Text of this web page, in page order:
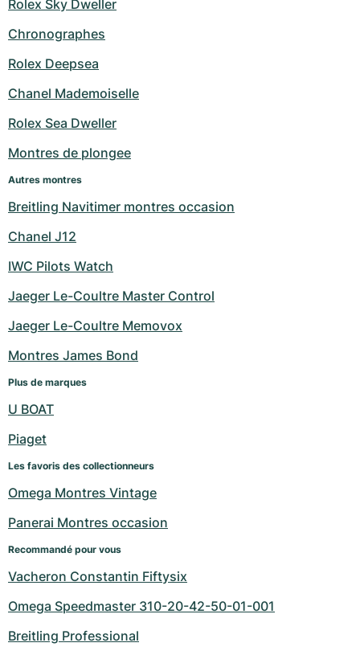
Rolex Sky Dweller
Chronographes
Rolex Deepsea
Chanel Mademoiselle
Rolex Sea Dweller
Montres de plongee
Autres montres
Breitling Navitimer montres occasion
Chanel J12
IWC Pilots Watch
Jaeger Le-Coultre Master Control
Jaeger Le-Coultre Memovox
Montres James Bond
Plus de marques
U BOAT
Piaget
Les favoris des collectionneurs
Omega Montres Vintage
Panerai Montres occasion
Recommandé pour vous
Vacheron Constantin Fiftysix
Omega Speedmaster 310-20-42-50-01-001
Breitling Professional